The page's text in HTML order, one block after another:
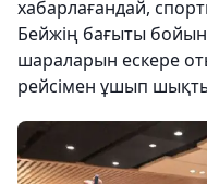
хабарлағандай,
Бейжің бағыты
шараларын ескере
рейсімен ұшып